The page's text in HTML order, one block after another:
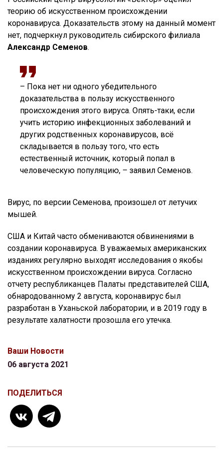
теорию об искусственном происхождении
коронавируса. Доказательств этому на данный момент
нет, подчеркнул руководитель сибирского филиала
Александр Семенов.
– Пока нет ни одного убедительного
доказательства в пользу искусственного
происхождения этого вируса. Опять-таки, если
учить историю инфекционных заболеваний и
других родственных коронавирусов, всё
складывается в пользу того, что есть
естественный источник, который попал в
человеческую популяцию, – заявил Семенов.
Вирус, по версии Семенова, произошел от летучих
мышей.
США и Китай часто обмениваются обвинениями в
создании коронавируса. В уважаемых американских
изданиях регулярно выходят исследования о якобы
искусственном происхождении вируса. Согласно
отчету республиканцев Палаты представителей США,
обнародованному 2 августа, коронавирус был
разработан в Уханьской лаборатории, и в 2019 году в
результате халатности прозошла его утечка.
Ваши Новости
06 августа 2021
ПОДЕЛИТЬСЯ